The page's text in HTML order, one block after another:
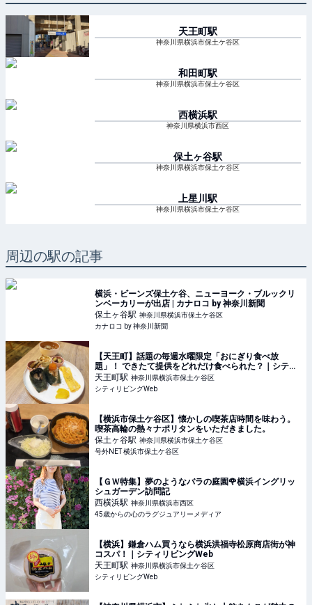
天王町駅
神奈川県横浜市保土ケ谷区
和田町駅
神奈川県横浜市保土ケ谷区
西横浜駅
神奈川県横浜市西区
保土ヶ谷駅
神奈川県横浜市保土ケ谷区
上星川 駅
神奈川県横浜市保土ケ谷区
周辺の駅の記事
横浜・ビーンズ保土ケ谷、ニューヨーク・ブルックリ
ンベーカリーが出店 | カナロコ by 神奈川新聞
保土ヶ谷駅 神奈川県横浜市保土ケ谷区
カナロコ by 神奈川新聞
【天王町】話題の毎週水曜限定「おにぎり食べ放
題」！ できたて提供をどれだけ食べられた？｜シティ
リビングWeb
天王町駅 神奈川県横浜市保土ケ谷区
シティリビングWeb
【横浜市保土ケ谷区】懐かしの喫茶店時間を味わう。
喫茶高輪の熱々ナポリタンをいただきました。
保土ヶ谷駅 神奈川県横浜市保土ケ谷区
号外NET 横浜市保土ケ谷区
【ＧＷ特集】夢のようなバラの庭園🌹横浜イングリッ
シュガーデン訪問記
西横浜駅 神奈川県横浜市西区
45歳からの心のラグジュアリーメディア
【横浜】鎌倉ハム買うなら横浜洪福寺松原商店街が神
コスパ！｜シティリビングWeb
天王町駅 神奈川県横浜市保土ケ谷区
シティリビングWeb